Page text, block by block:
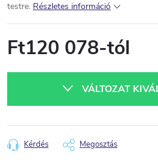
testre. Részletes információ
Ft120 078-tól
VÁLTOZAT
Kérdés Megosztás